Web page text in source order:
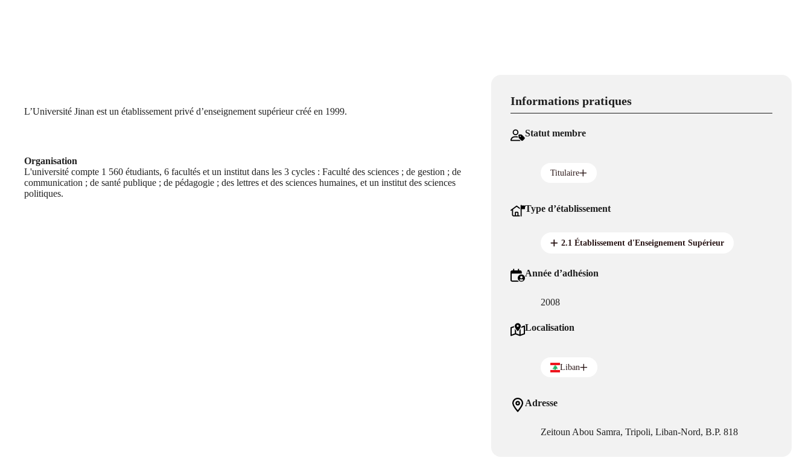
L’Université Jinan est un établissement privé d’enseignement supérieur créé en 1999.
Organisation
L'université compte 1 560 étudiants, 6 facultés et un institut dans les 3 cycles : Faculté des sciences ; de gestion ; de
communication ; de santé publique ; de pédagogie ; des lettres et des sciences humaines, et un institut des sciences
politiques.
Informations pratiques
Statut membre
Titulaire
Type d’établissement
2.1 Établissement d'Enseignement Supérieur
Année d’adhésion
2008
Localisation
Liban
Adresse
Zeitoun Abou Samra, Tripoli, Liban-Nord, B.P. 818